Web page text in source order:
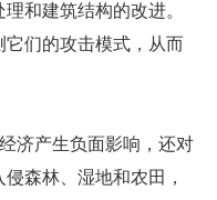
和建筑结构的改进。
们的攻击模式，从而
济产生负面影响，还对
森林、湿地和农田，